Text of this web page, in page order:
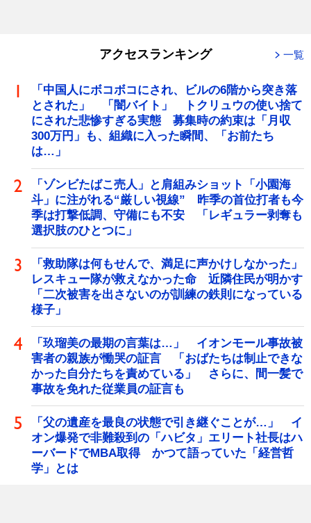
アクセスランキング 一覧
「中国人にボコボコにされ、ビルの6階から突き落
とされた」 「闇バイト」 トクリュウの使い捨て
にされた悲惨すぎる実態 募集時の約束は「月収
300万円」も、組織に入った瞬間、「お前たち
は…」
「ゾンビたばこ売人」と肩組みショット「小園海
斗」に注がれる“厳しい視線” 昨季の首位打者も今
季は打撃低調、守備にも不安 「レギュラー剥奪も
選択肢のひとつに」
「救助隊は何もせんで、満足に声かけしなかった」
レスキュー隊が救えなかった命 近隣住民が明かす
「二次被害を出さないのが訓練の鉄則になっている
様子」
「玖瑠美の最期の言葉は…」 イオンモール事故被
害者の親族が慟哭の証言 「おばたちは制止できな
かった自分たちを責めている」 さらに、間一髪で
事故を免れた従業員の証言も
「父の遺産を最良の状態で引き継ぐことが…」 イ
オン爆発で非難殺到の「ハビタ」エリート社長はハ
ーバードでMBA取得 かつて語っていた「経営哲
学」とは